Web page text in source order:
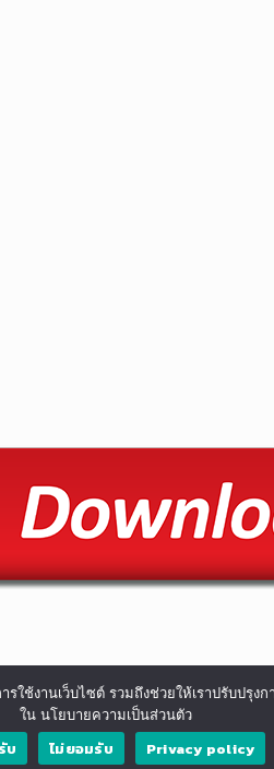
ช้งานเว็บไซต์ รวมถึงช่วยให้เราปรับปรุ
ใน นโยบายความเป็นส่วนตัว
บ ไม่ยอมรับ Privacy policy